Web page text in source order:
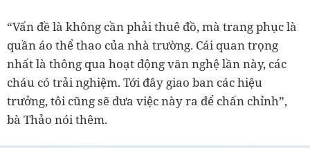
“Vấn đề là không cần phải thuê đồ, mà trang phục là
quần áo thể thao của nhà trường. Cái quan trọng
nhất là thông qua hoạt động văn nghệ lần này, các
cháu có trải nghiệm. Tới đây giao ban các hiệu
trưởng, tôi cũng sẽ đưa việc này ra để chấn chỉnh”,
bà Thảo nói thêm.